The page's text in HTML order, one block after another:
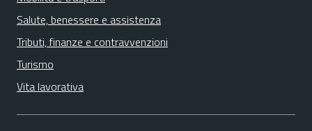
Salute, benessere e assistenza
Tributi, finanze e contravvenzioni
Turismo
Vita lavorativa